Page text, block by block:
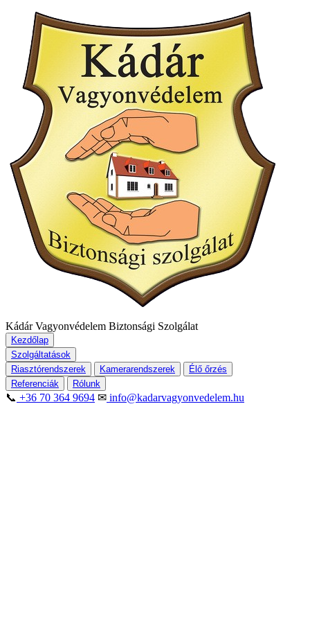
Kádár Vagyonvédelem Biztonsági Szolgálat
Kezdőlap
Szolgáltatások
Riasztórendszerek
Kamerarendszerek
Élő őrzés
Referenciák
Rólunk
📞 +36 70 364 9694 ✉ info@kadarvagyonvedelem.hu